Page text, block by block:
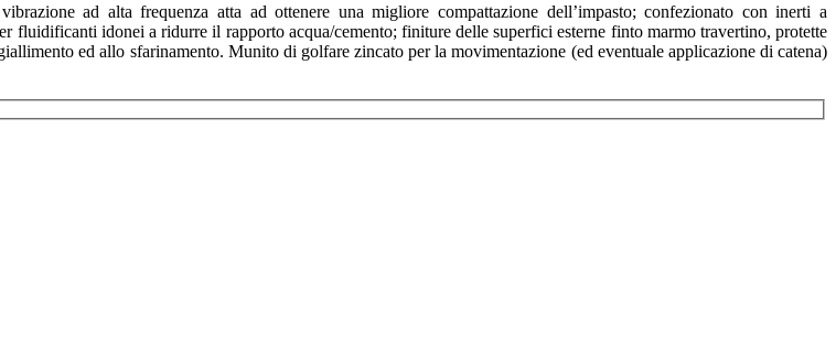
ad alta frequenza atta ad ottenere una migliore compattazione dell’impasto; confezionato con inerti a
fluidificanti idonei a ridurre il rapporto acqua/cemento; finiture delle superfici esterne finto marmo travertino, protette
ed allo sfarinamento. Munito di golfare zincato per la movimentazione (ed eventuale applicazione di catena)